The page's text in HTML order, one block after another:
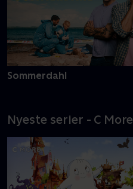
Sommerdahl
Nyeste serier - C More